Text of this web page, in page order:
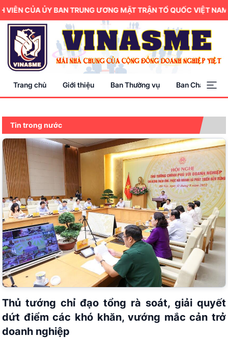
ỦY BAN TRUNG ƯƠNG MẶT TRẬN TỔ QUỐC VIỆT NAM.
Trang chủ Giới thiệu Ban Thường vụ Ban Chấp hành
Tin trong nước
Thủ tướng chỉ đạo tổng rà soát, giải quyết
dứt điểm các khó khăn, vướng mắc cản trở
doanh nghiệp